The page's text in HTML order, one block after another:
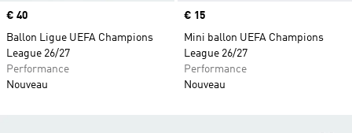
Prix
€ 40
Ballon Ligue UEFA Champions
League 26/27
Performance
Nouveau
Prix
€ 15
Mini ballon UEFA Champions
League 26/27
Performance
Nouveau